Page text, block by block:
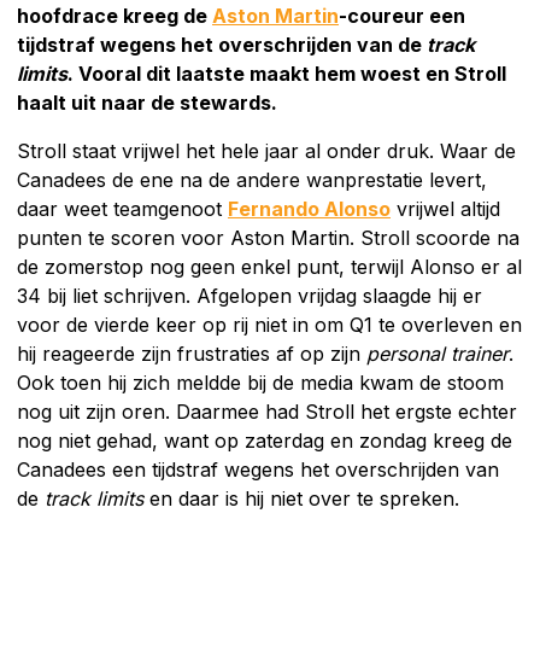
hoofdrace kreeg de Aston Martin-coureur een
tijdstraf wegens het overschrijden van de track
limits. Vooral dit laatste maakt hem woest en Stroll
haalt uit naar de stewards.
Stroll staat vrijwel het hele jaar al onder druk. Waar de
Canadees de ene na de andere wanprestatie levert,
daar weet teamgenoot Fernando Alonso vrijwel altijd
punten te scoren voor Aston Martin. Stroll scoorde na
de zomerstop nog geen enkel punt, terwijl Alonso er al
34 bij liet schrijven. Afgelopen vrijdag slaagde hij er
voor de vierde keer op rij niet in om Q1 te overleven en
hij reageerde zijn frustraties af op zijn personal trainer.
Ook toen hij zich meldde bij de media kwam de stoom
nog uit zijn oren. Daarmee had Stroll het ergste echter
nog niet gehad, want op zaterdag en zondag kreeg de
Canadees een tijdstraf wegens het overschrijden van
de track limitsen daar is hij niet over te spreken.